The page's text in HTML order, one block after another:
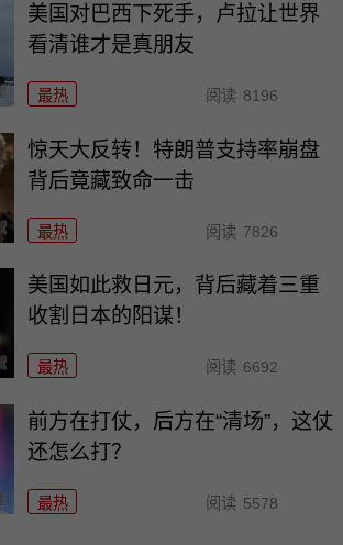
美国对巴西下死手，卢拉让世界
看清谁才是真朋友
最热 阅读 8196
惊天大反转！特朗普支持率崩盘
背后竟藏致命一击
最热 阅读 7826
美国如此救日元，背后藏着三重
收割日本的阳谋！
最热 阅读 6692
前方在打仗，后方在“清场”，这仗
还怎么打？
最热 阅读 5578